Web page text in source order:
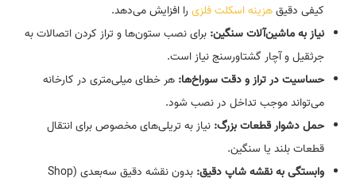
کیفی دقیقهزینه اسکلت فلزیرا افزایش می‌دهد.
نیاز به ماشین‌آلات سنگین: برای نصب ستون‌ها و تراز کردن اتصالات به
جرثقیل و آچار گشتاورسنج نیاز است.
حساسیت در تراز و دقت سوراخ‌ها: هر خطای میلی‌متری در کارخانه
می‌تواند موجب تداخل در نصب شود.
حمل دشوار قطعات بزرگ: نیاز به تریلی‌های مخصوص برای انتقال
قطعات بلند یا سنگین.
وابستگی به نقشه شاپ دقیق:
بدون نقشه دقیق سه‌بعدی (Shop